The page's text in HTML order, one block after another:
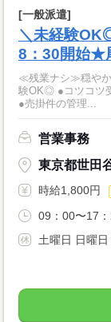
[一般派遣]
＼未経験
8：30開始★
≪残業ナシ≫穏やか
験OK◎ ●コツコツ
●売掛件の管理...
営業事務
東京都世田
時給1,800円
09：00〜17
土曜日 日曜日